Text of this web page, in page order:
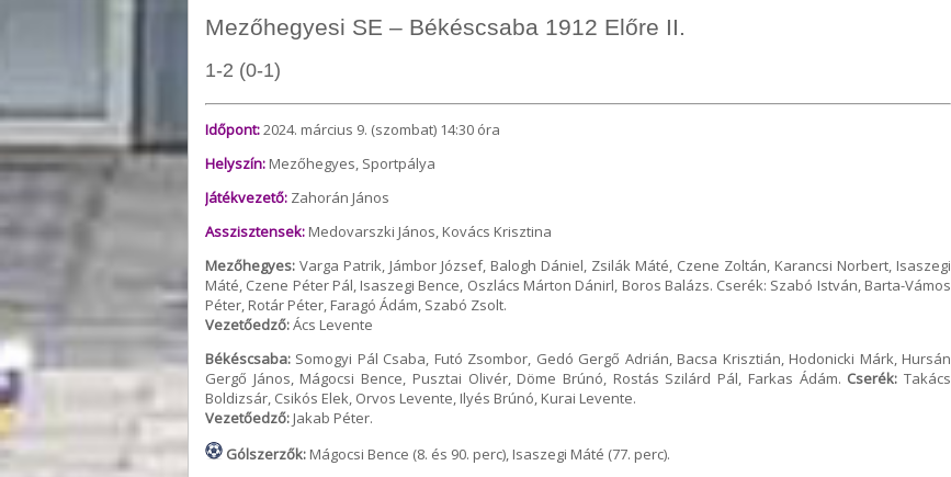
Mezőhegyesi SE – Békéscsaba 1912 Előre II.
1-2 (0-1)
Időpont:2024. március 9. (szombat) 14:30 óra
Helyszín: Mezőhegyes, Sportpálya
Játékvezető: Zahorán János
Asszisztensek: Medovarszki János, Kovács Krisztina
Mezőhegyes: Varga Patrik, Jámbor József, Balogh Dániel, Zsilák Máté, Czene Zoltán, Karancsi Norbert, Isaszegi
Máté, Czene Péter Pál, Isaszegi Bence, Oszlács Márton Dánirl, Boros Balázs. Cserék: Szabó István, Barta-Vámos
Péter, Rotár Péter, Faragó Ádám, Szabó Zsolt.
Vezetőedző:Ács Levente
Békéscsaba: Somogyi Pál Csaba, Futó Zsombor, Gedó Gergő Adrián, Bacsa Krisztián, Hodonicki Márk, Hursán
Gergő János, Mágocsi Bence, Pusztai Olivér, Döme Brúnó, Rostás Szilárd Pál, Farkas Ádám. Cserék: Takács
Boldizsár, Csikós Elek, Orvos Levente, Ilyés Brúnó, Kurai Levente.
Vezetőedző: Jakab Péter.
Gólszerzők: Mágocsi Bence (8. és 90. perc), Isaszegi Máté (77. perc).